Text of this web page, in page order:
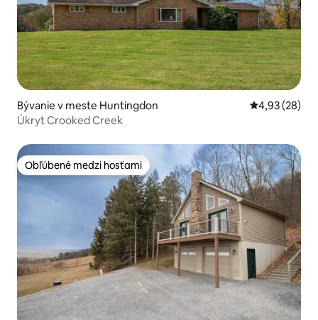
Bývanie v meste Huntingdon Priemerné
4,93 (28)
Úkryt Crooked Creek
Obľúbené medzi hosťami
Obľúbené medzi hosťami